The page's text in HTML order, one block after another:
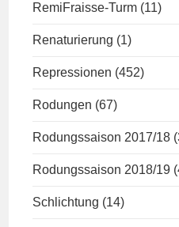
RemiFraisse-Turm (11)
Renaturierung (1)
Repressionen (452)
Rodungen (67)
Rodungssaison 2017/18
Rodungssaison 2018/19
Schlichtung (14)